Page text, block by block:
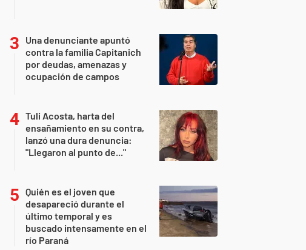
Una denunciante apuntó
contra la familia Capitanich
por deudas, amenazas y
ocupación de campos
Tuli Acosta, harta del
ensañamiento en su contra,
lanzó una dura denuncia:
"Llegaron al punto de..."
Quién es el joven que
desapareció durante el
último temporal y es
buscado intensamente en el
río Paraná